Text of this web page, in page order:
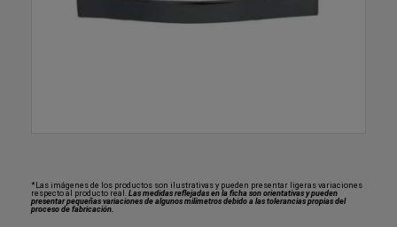
*Las imágenes de los productos son ilustrativas y pueden presentar ligeras variaciones
respecto al producto real. Las medidas reflejadas en la ficha son orientativas y pueden
presentar pequeñas variaciones de algunos milímetros debido a las tolerancias propias del
proceso de fabricación.